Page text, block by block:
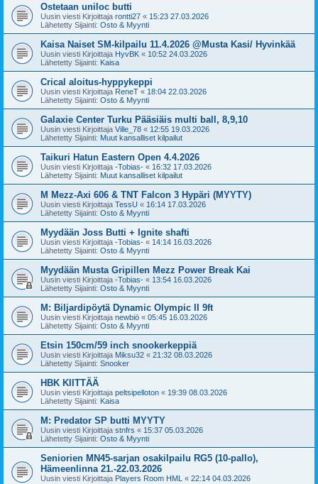
Ostetaan uniloc butti
Uusin viesti Kirjoittaja rontti27 « 15:23 27.03.2026
Lähetetty Sijainti: Osto & Myynti
Kaisa Naiset SM-kilpailu 11.4.2026 @Musta Kasi/ Hyvinkää
Uusin viesti Kirjoittaja HyvBK « 10:52 24.03.2026
Lähetetty Sijainti: Kaisa
Crical aloitus-hyppykeppi
Uusin viesti Kirjoittaja ReneT « 18:04 22.03.2026
Lähetetty Sijainti: Osto & Myynti
Galaxie Center Turku Pääsiäis multi ball, 8,9,10
Uusin viesti Kirjoittaja Ville_78 « 12:55 19.03.2026
Lähetetty Sijainti: Muut kansalliset kilpailut
Taikuri Hatun Eastern Open 4.4.2026
Uusin viesti Kirjoittaja -Tobias- « 16:32 17.03.2026
Lähetetty Sijainti: Muut kansalliset kilpailut
M Mezz-Axi 606 & TNT Falcon 3 Hypäri (MYYTY)
Uusin viesti Kirjoittaja TessU « 16:14 17.03.2026
Lähetetty Sijainti: Osto & Myynti
Myydään Joss Butti + Ignite shafti
Uusin viesti Kirjoittaja -Tobias- « 14:14 16.03.2026
Lähetetty Sijainti: Osto & Myynti
Myydään Musta Gripillen Mezz Power Break Kai
Uusin viesti Kirjoittaja -Tobias- « 13:54 16.03.2026
Lähetetty Sijainti: Osto & Myynti
M: Biljardipöytä Dynamic Olympic II 9ft
Uusin viesti Kirjoittaja newbiö « 05:45 16.03.2026
Lähetetty Sijainti: Osto & Myynti
Etsin 150cm/59 inch snookerkeppiä
Uusin viesti Kirjoittaja Miksu32 « 21:32 08.03.2026
Lähetetty Sijainti: Snooker
HBK KIITTÄÄ
Uusin viesti Kirjoittaja peltsipelloton « 19:39 08.03.2026
Lähetetty Sijainti: Kaisa
M: Predator SP butti MYYTY
Uusin viesti Kirjoittaja stnfrs « 15:37 05.03.2026
Lähetetty Sijainti: Osto & Myynti
Seniorien MN45-sarjan osakilpailu RG5 (10-pallo),
Hämeenlinna 21.-22.03.2026
Uusin viesti Kirjoittaja Players Room HML « 22:14 04.03.2026